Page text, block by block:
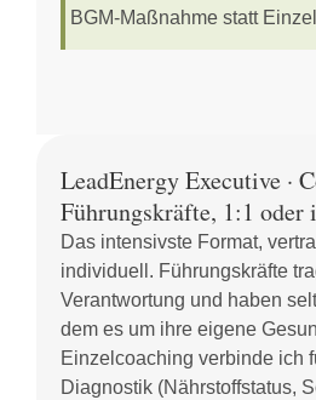
BGM-Maßnahme statt
LeadEnergy Executive ·
Führungskräfte, 1:1 oder
Das intensivste Format,
individuell. Führungskräfte
Verantwortung und haben
dem es um ihre eigene
Einzelcoaching verbinde ich
Diagnostik (Nährstoffstatus,